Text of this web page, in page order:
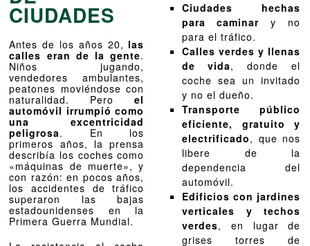
CIUDADES
Antes de los años 20, las
calles eran de la gente.
Niños jugando,
vendedores ambulantes,
peatones moviéndose con
naturalidad. Peroel
automóvil irrumpió como
una excentricidad
peligrosa. En los
primeros años, la prensa
describía los coches como
«máquinas de muerte», y
con razón: en pocos años,
los accidentes de tráfico
superaron las bajas
estadounidenses en la
Primera Guerra Mundial.
Ciudades hechas
para caminar y no
para el tráfico.
Calles verdes y llenas
de vida, donde el
coche sea un invitado
y no el dueño.
Transporte público
eficiente, gratuito y
electrificado, que nos
libere de la
dependencia del
automóvil.
Edificios con jardines
verticales y techos
verdes, en lugar de
grises torres de